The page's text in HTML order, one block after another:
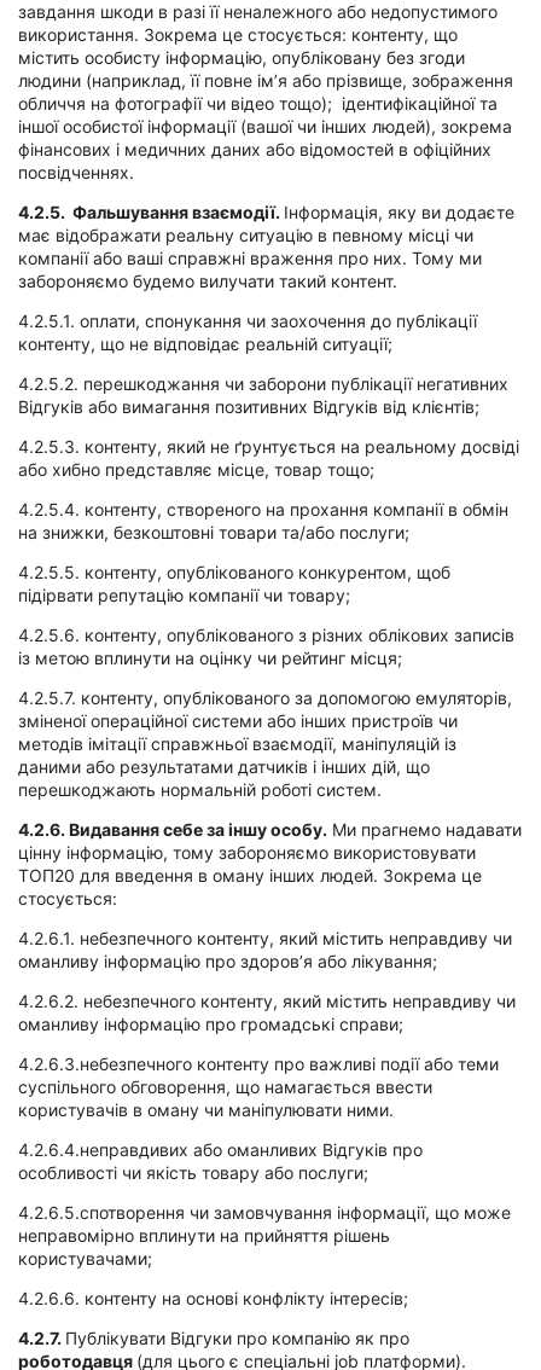
завдання шкоди в разі її неналежного або недопустимого
використання. Зокрема це стосується: контенту, що
містить особисту інформацію, опубліковану без згоди
людини (наприклад, її повне ім’я або прізвище, зображення
обличчя на фотографії чи відео тощо); ідентифікаційної та
іншої особистої інформації (вашої чи інших людей), зокрема
фінансових і медичних даних або відомостей в офіційних
посвідченнях.
4.2.5. Фальшування взаємодії. Інформація, яку ви додаєте
має відображати реальну ситуацію в певному місці чи
компанії або ваші справжні враження про них. Тому ми
забороняємо будемо вилучати такий контент.
4.2.5.1. оплати, спонукання чи заохочення до публікації
контенту, що не відповідає реальній ситуації;
4.2.5.2. перешкоджання чи заборони публікації негативних
Відгуків або вимагання позитивних Відгуків від клієнтів;
4.2.5.3. контенту, який не ґрунтується на реальному досвіді
або хибно представляє місце, товар тощо;
4.2.5.4. контенту, створеного на прохання компанії в обмін
на знижки, безкоштовні товари та/або послуги;
4.2.5.5. контенту, опублікованого конкурентом, щоб
підірвати репутацію компанії чи товару;
4.2.5.6. контенту, опублікованого з різних облікових записів
із метою вплинути на оцінку чи рейтинг місця;
4.2.5.7. контенту, опублікованого за допомогою емуляторів,
зміненої операційної системи або інших пристроїв чи
методів імітації справжньої взаємодії, маніпуляцій із
даними або результатами датчиків і інших дій, що
перешкоджають нормальній роботі систем.
4.2.6. Видавання себе за іншу особу. Ми прагнемо надавати
цінну інформацію, тому забороняємо використовувати
ТОП20 для введення в оману інших людей. Зокрема це
стосується:
4.2.6.1. небезпечного контенту, який містить неправдиву чи
оманливу інформацію про здоров’я або лікування;
4.2.6.2. небезпечного контенту, який містить неправдиву чи
оманливу інформацію про громадські справи;
4.2.6.3.небезпечного контенту про важливі події або теми
суспільного обговорення, що намагається ввести
користувачів в оману чи маніпулювати ними.
4.2.6.4.неправдивих або оманливих Відгуків про
особливості чи якість товару або послуги;
4.2.6.5.спотворення чи замовчування інформації, що може
неправомірно вплинути на прийняття рішень
користувачами;
4.2.6.6. контенту на основі конфлікту інтересів;
4.2.7. Публікувати Відгуки про компанію як про
роботодавця (для цього є спеціальні job платформи).